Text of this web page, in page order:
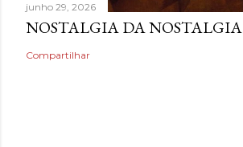
junho 29, 2026
NOSTALGIA DA NOSTALGIA
Compartilhar